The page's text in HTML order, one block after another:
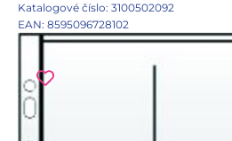
Katalogové číslo: 3100502092
EAN: 8595096728102